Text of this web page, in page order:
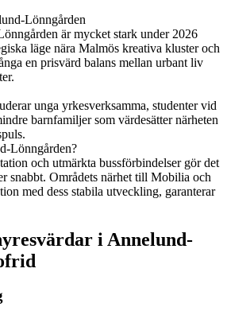
Lönngården
är mycket stark under 2026
läge nära Malmös kreativa kluster och
en prisvärd balans mellan urbant liv
unga yrkesverksamma, studenter vid
barnfamiljer som värdesätter närheten
Lönngården?
och utmärkta bussförbindelser gör det
snabbt. Områdets närhet till Mobilia och
med dess stabila utveckling, garanterar
i Annelund-